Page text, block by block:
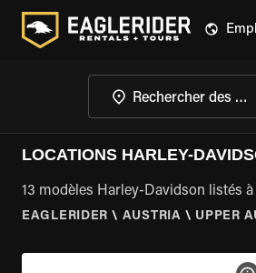
LOCATIONS HARLEY-
13 modèles Harley-Davidson listés
EAGLERIDER \ AUSTRIA \ UPPER